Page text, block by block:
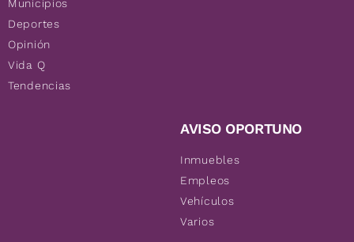
Municipios
Deportes
Opinión
Vida Q
Tendencias
AVISO OPORTUNO
Inmuebles
Empleos
Vehículos
Varios